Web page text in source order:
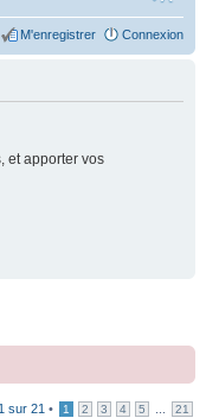
M'enregistrer Connexion
et apporter vos
1 sur 21 • 1 2 3 4 5 21